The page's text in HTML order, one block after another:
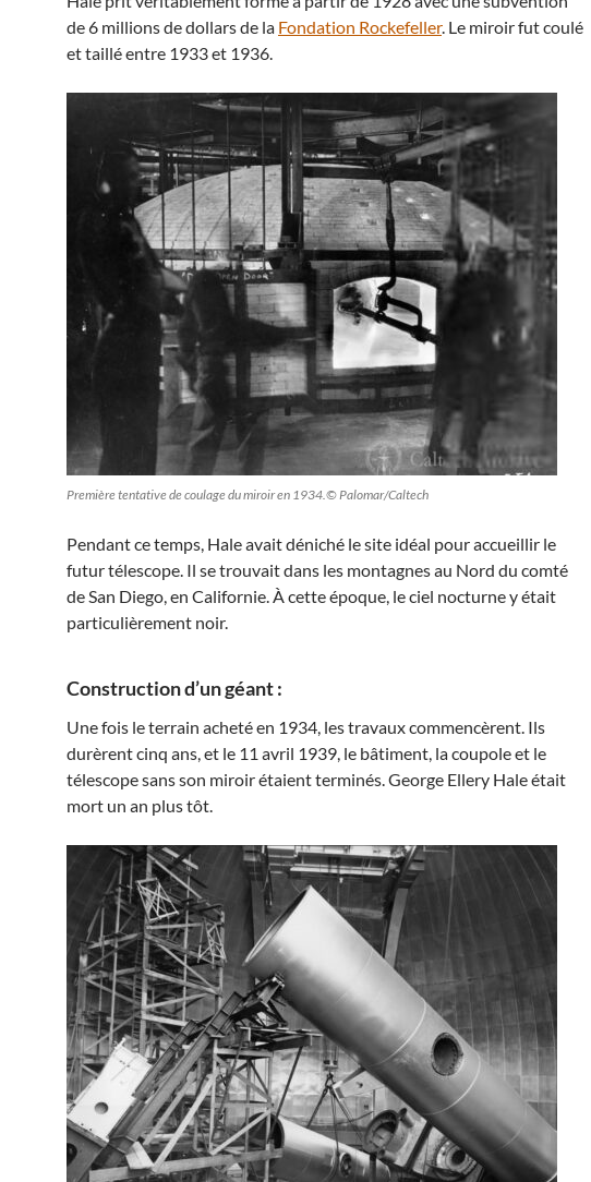
de 6 millions de dollars de la Fondation Rockefeller. Le miroir fut coulé
et taillé entre 1933 et 1936.
Première tentative de coulage du miroir en 1934.© Palomar/Caltech
Pendant ce temps, Hale avait déniché le site idéal pour accueillir le
futur télescope. Il se trouvait dans les montagnes au Nord du comté
de San Diego, en Californie. À cette époque, le ciel nocturne y était
particulièrement noir.
Construction d’un géant :
Une fois le terrain acheté en 1934, les travaux commencèrent. Ils
durèrent cinq ans, et le 11 avril 1939, le bâtiment, la coupole et le
télescope sans son miroir étaient terminés. George Ellery Hale était
mort un an plus tôt.